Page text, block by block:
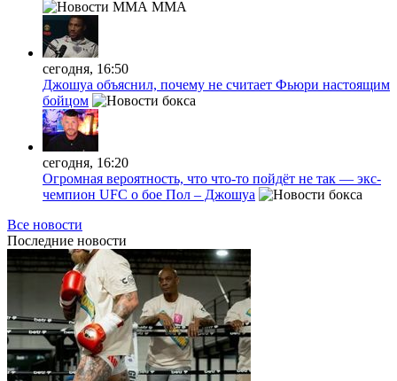
MMA
сегодня, 16:50
Джошуа объяснил, почему не считает Фьюри настоящим
бойцом
сегодня, 16:20
Огромная вероятность, что что-то пойдёт не так — экс-
чемпион UFC о бое Пол – Джошуа
Все новости
Последние новости